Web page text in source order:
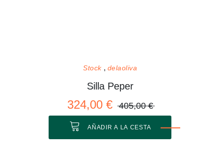
Stock delaoliva
Silla Peper
324,00 € 405,00 €
AÑADIR A LA CESTA